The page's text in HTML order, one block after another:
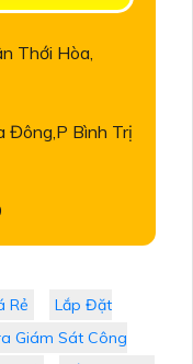
Thới Hòa,
Đông,P Bình Trị
Rẻ
Lắp Đặt
Giám Sát Công